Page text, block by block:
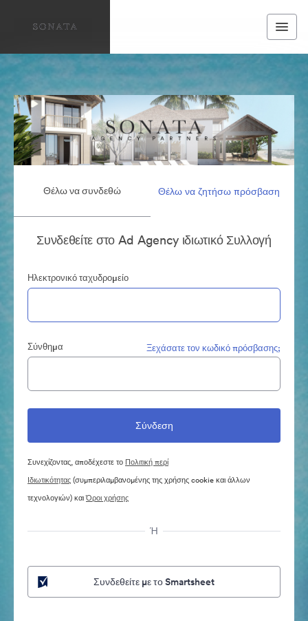
Θέλω να συνδεθώ Θέλω να ζητήσω πρόσβαση
Συνδεθείτε στο Ad Agency ιδιωτικό Συλλογή
Ηλεκτρονικό ταχυδρομείο
Σύνθημα Ξεχάσατε τον κωδικό πρόσβασης;
Συνεχίζοντας, αποδέχεστε το Πολιτική περί
Ιδιωτικότητας(συμπεριλαμβανομένης της χρήσης cookie και άλλων
τεχνολογιών) καιΌροι χρήσης
Ή
Συνδεθείτε με το Smartsheet